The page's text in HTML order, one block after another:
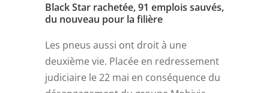
Black Star rachetée, 91 emplois sauvés,
du nouveau pour la filière
Les pneus aussi ont droit à une
deuxième vie. Placée en redressement
judiciaire le 22 mai en conséquence du